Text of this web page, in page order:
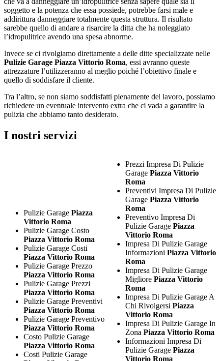
soggetto e la potenza che essa possiede, potrebbe farsi male e
addirittura danneggiare totalmente questa struttura. Il risultato
sarebbe quello di andare a risarcire la ditta che ha noleggiato
l’idropulitrice avendo una spesa abnorme.
Invece se ci rivolgiamo direttamente a delle ditte specializzate nelle
Pulizie Garage Piazza Vittorio Roma, essi avranno queste
attrezzature l’utilizzeranno al meglio poiché l’obiettivo finale e
quello di soddisfare il cliente.
Tra l’altro, se non siamo soddisfatti pienamente del lavoro, possiamo
richiedere un eventuale intervento extra che ci vada a garantire la
pulizia che abbiamo tanto desiderato.
I nostri servizi
Pulizie Garage Piazza
Vittorio Roma
Pulizie Garage Costo
Piazza Vittorio Roma
Pulizie Garage Costi
Piazza Vittorio Roma
Pulizie Garage Prezzo
Piazza Vittorio Roma
Pulizie Garage Prezzi
Piazza Vittorio Roma
Pulizie Garage Preventivi
Piazza Vittorio Roma
Pulizie Garage Preventivo
Piazza Vittorio Roma
Costo Pulizie Garage
Piazza Vittorio Roma
Costi Pulizie Garage
Prezzi Impresa Di Pulizie
Garage Piazza Vittorio
Roma
Preventivi Impresa Di Pulizie
Garage Piazza Vittorio
Roma
Preventivo Impresa Di
Pulizie Garage Piazza
Vittorio Roma
Impresa Di Pulizie Garage
Informazioni Piazza Vittorio
Roma
Impresa Di Pulizie Garage
Migliore Piazza Vittorio
Roma
Impresa Di Pulizie Garage A
Chi Rivolgersi Piazza
Vittorio Roma
Impresa Di Pulizie Garage In
Zona Piazza Vittorio Roma
Informazioni Impresa Di
Pulizie Garage Piazza
Vittorio Roma